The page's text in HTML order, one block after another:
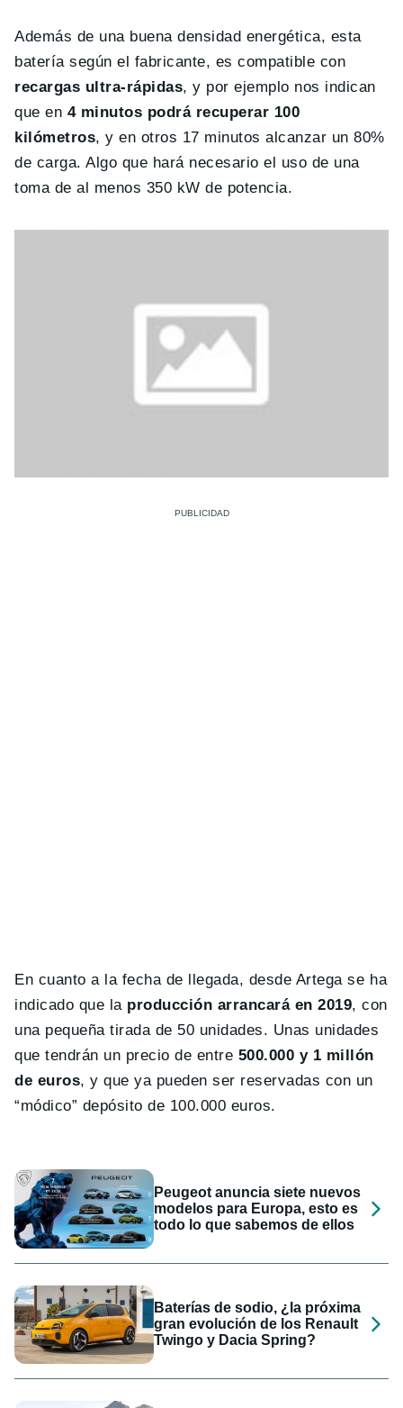
Además de una buena densidad energética, esta
batería según el fabricante, es compatible con
recargas ultra-rápidas, y por ejemplo nos indican
que en 4 minutos podrá recuperar 100
kilómetros, y en otros 17 minutos alcanzar un 80%
de carga. Algo que hará necesario el uso de una
toma de al menos 350 kW de potencia.
En cuanto a la fecha de llegada, desde Artega se ha
indicado que la producción arrancará en 2019, con
una pequeña tirada de 50 unidades. Unas unidades
que tendrán un precio de entre 500.000 y 1 millón
de euros, y que ya pueden ser reservadas con un
“módico” depósito de 100.000 euros.
Peugeot anuncia siete nuevos
modelos para Europa, esto es
todo lo que sabemos de ellos
Baterías de sodio, ¿la próxima
gran evolución de los Renault
Twingo y Dacia Spring?